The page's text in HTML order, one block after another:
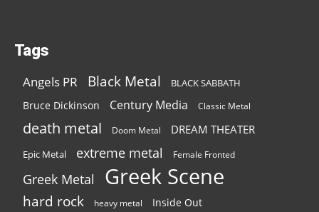
Tags
Angels PR Black Metal BLACK SABBATH
Bruce Dickinson Century Media Classic Metal
death metal Doom Metal DREAM THEATER
Epic Metal extreme metal Female Fronted
Greek Metal Greek Scene
hard rock heavy metal Inside Out